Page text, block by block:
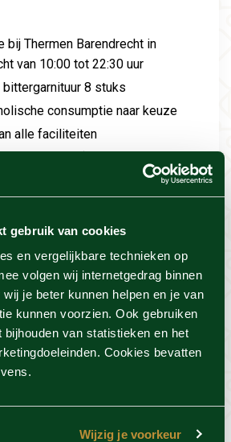
gebruik van cookies
en vergelijkbare technieken op
volgen wij internetgedrag binnen
je beter kunnen helpen en je van
kunnen voorzien. Ook gebruiken
van statistieken en het
Cookies bevatten
Wijzig je voorkeur
bij Thermen Barendrecht in
van 10:00 tot 22:30 uur
bittergarnituur 8 stuks
consumptie naar keuze
alle faciliteiten
gebruik van scrubzout en
Thermen Barendrecht in
Op zoek naar een actie van
resort?
dat bij jou past en ontdek
actie geldt 100%